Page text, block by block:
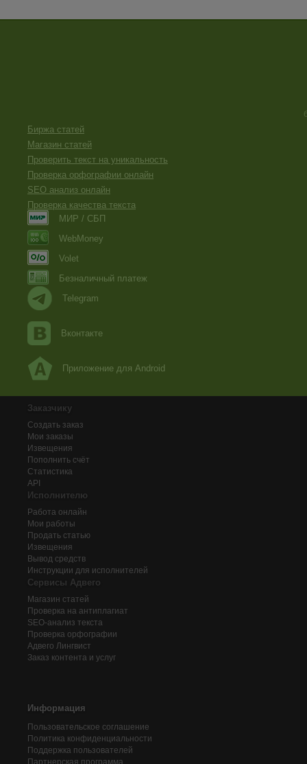
Биржа статей
Магазин статей
Проверить текст на уникальность
Проверка орфографии онлайн
SEO анализ онлайн
Проверка качества текста
МИР / СБП
WebMoney
Volet
Безналичный платеж
Telegram
Вконтакте
Приложение для Android
Заказчику
Создать заказ
Мои заказы
Извещения
Пополнить счёт
Статистика
API
Исполнителю
Работа онлайн
Мои работы
Продать статью
Извещения
Вывод средств
Инструкции для исполнителей
Сервисы Адвего
Магазин статей
Проверка на антиплагиат
SEO-анализ текста
Проверка орфографии
Адвего Лингвист
Заказ контента и услуг
Информация
Пользовательское соглашение
Политика конфиденциальности
Поддержка пользователей
Партнерская программа